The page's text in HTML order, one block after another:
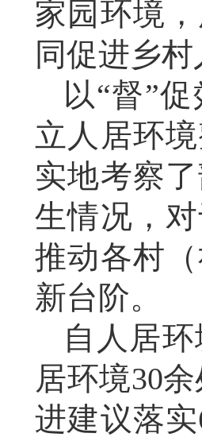
家园环境
同促进乡
以“督”
立人居环
实地考察
生情况，
推动各村
新台阶。
自人居
居环境30
进建议落